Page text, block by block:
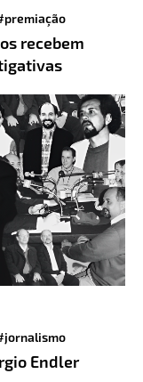
recebem
Endler